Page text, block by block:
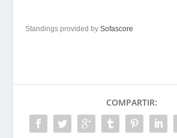
Standings provided bySofascore
COMPARTIR: